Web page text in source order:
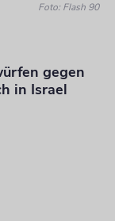
Foto: Flash 90
gegen
in Israel